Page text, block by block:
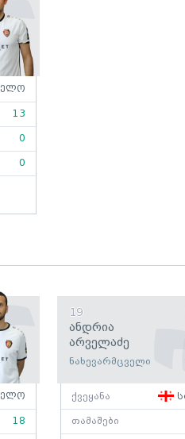
13
0
0
18
19
Ანდრია
Არველაძე
ნახევარმცველი
ქვეყანა
თამაშები